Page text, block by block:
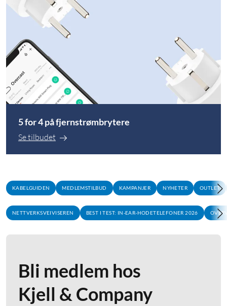
5 for 4 på fjernstrømbrytere
Se tilbudet
KABELGUIDEN MEDLEMSTILBUD KAMPANJER NYHETER OUTLET
NETTVERKSVEIVISEREN BEST I TEST: IN-EAR-HODETELEFONER 2026
Bli medlem hos
Kjell & Company